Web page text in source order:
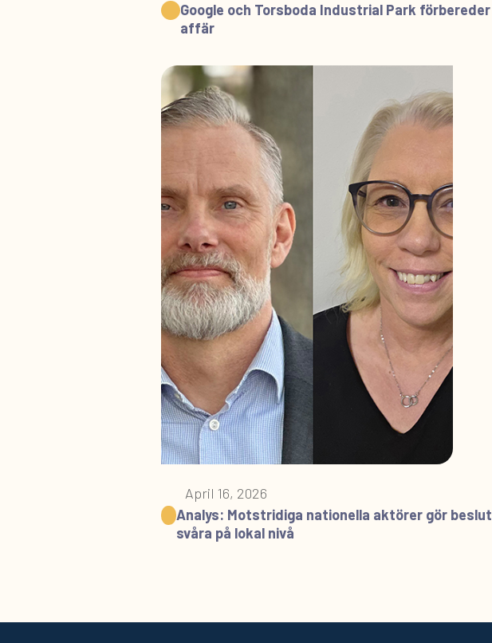
Google och Torsboda Industrial Park förbereder
affär
April 16, 2026
Analys: Motstridiga nationella aktörer gör beslut
svåra på lokal nivå